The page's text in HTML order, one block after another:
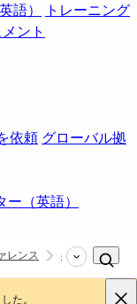
語）
トレーニング
ント
依頼 グローバル拠
（英語）
レンス dw::Core
た。